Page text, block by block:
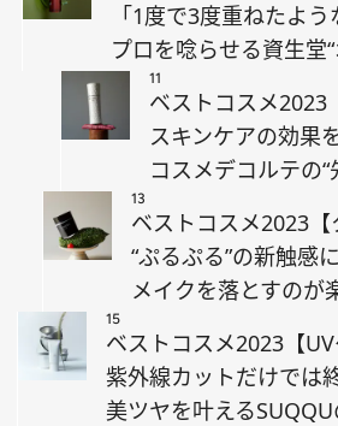
「1度で3度重ねたよう
プロを唸らせる資生堂
11
ベストコスメ2023
スキンケアの効果
コスメデコルテの“
13
ベストコスメ2023【
“ぷるぷる”の新触感
メイクを落とすのが
15
ベストコスメ2023【UV
紫外線カットだけでは
美ツヤを叶える